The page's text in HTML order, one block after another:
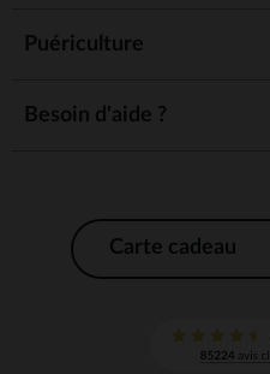
Puériculture
Besoin d'aide ?
Carte cadeau